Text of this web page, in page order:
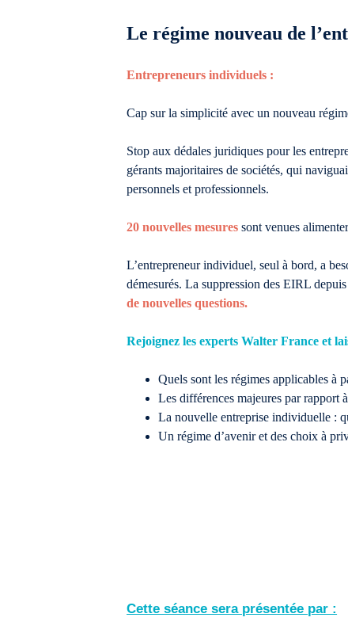
Le régime nouveau de
Entrepreneurs individuels :
Cap sur la simplicité avec un nouveau
Stop aux dédales juridiques pour les
gérants majoritaires de sociétés, qui
personnels et professionnels.
20 nouvelles mesures sont venues
L’entrepreneur individuel, seul à bord, a
démesurés. La suppression des EIRL
de nouvelles questions.
Rejoignez les experts Walter France et
Quels sont les régimes applicables à
Les différences majeures par rapport
La nouvelle entreprise individuelle :
Un régime d’avenir et des choix à
Cette séance sera présentée par :